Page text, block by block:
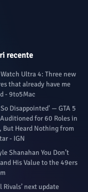
recente
Ultra 4: Three new
that already have me
- 9to5Mac
Disappointed' — GTA 5
for 60 Roles in
But Heard Nothing from
- IGN
Shanahan You Don’t
His Value to the 49ers
Rivals’ next update